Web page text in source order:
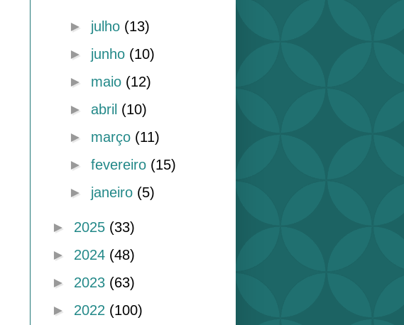
► julho (13)
► junho (10)
► maio (12)
► abril (10)
► março (11)
► fevereiro (15)
► janeiro (5)
► 2025 (33)
► 2024 (48)
► 2023 (63)
► 2022 (100)